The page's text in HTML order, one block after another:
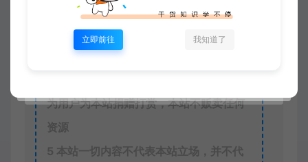
研究，禁止用于商业或非法用途。如有侵
权，请联系站长QQ
为用户为本站捐赠打赏，本站不贩卖任何
资源
5 本站一切内容不代表本站立场，并不代
立即前往 我知道了